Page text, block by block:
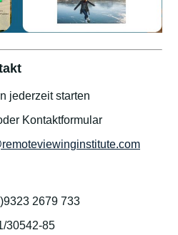
jederzeit starten
Kontaktformular
2679 733
30542-85